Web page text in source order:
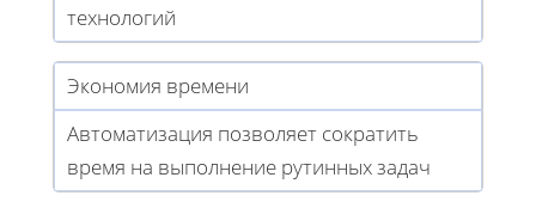
технологий
Экономия времени
Автоматизация позволяет сократить
время на выполнение рутинных задач